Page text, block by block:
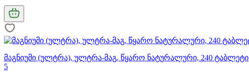
მაგნიუმი (ულტრა), ულტრა-მაგ, წყარო ნატურალური, 240 ტაბლეტი
5